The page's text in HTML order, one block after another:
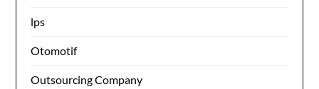
lps
Otomotif
Outsourcing Company